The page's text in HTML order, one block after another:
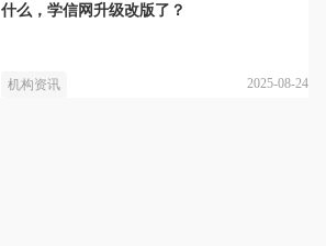
什么，学信网升级改版了？
机构资讯 2025-08-24